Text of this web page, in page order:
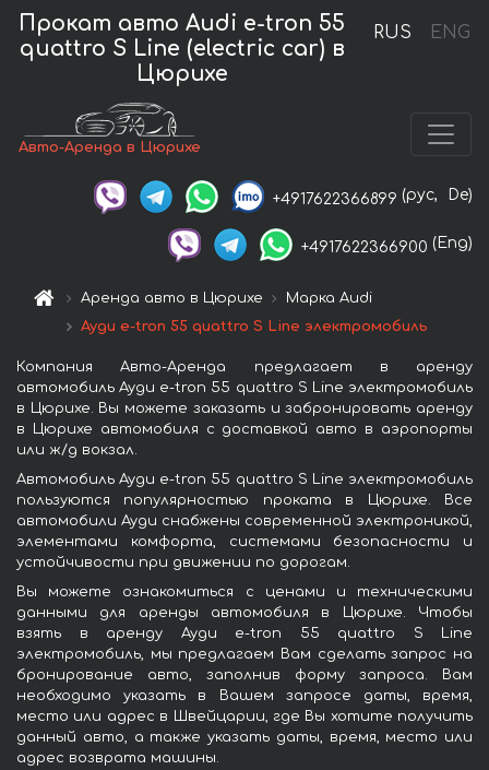
RUS ENG
Прокат авто Audi e-tron 55
quattro S Line (electric car) в
Цюрихе
Авто-Аренда в Цюрихе
+4917622366899 (рус, De)
+4917622366900 (Eng)
Аренда авто в Цюрихе
Марка Audi
Ауди e-tron 55 quattro S Line электромобиль
Компания Авто-Аренда предлагает в аренду
автомобиль Ауди e-tron 55 quattro S Line электромобиль
в Цюрихе. Вы можете заказать и забронировать аренду
в Цюрихе автомобиля с доставкой авто в аэропорты
или ж/д вокзал.
Автомобиль Ауди e-tron 55 quattro S Line электромобиль
пользуются популярностью проката в Цюрихе. Все
автомобили Ауди снабжены современной электроникой,
элементами комфорта, системами безопасности и
устойчивости при движении по дорогам.
Вы можете ознакомиться с ценами и техническими
данными для аренды автомобиля в Цюрихе. Чтобы
взять в аренду Ауди e-tron 55 quattro S Line
электромобиль, мы предлагаем Вам сделать запрос на
бронирование авто, заполнив форму запроса. Вам
необходимо указать в Вашем запросе даты, время,
место или адрес в Швейцарии, где Вы хотите получить
данный авто, а также указать даты, время, место или
адрес возврата машины.